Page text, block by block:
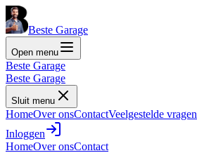
Beste Garage
Open menu
Beste Garage
Beste Garage
Sluit menu
HomeOver onsContactVeelgestelde vragen
Inloggen
HomeOver onsContact